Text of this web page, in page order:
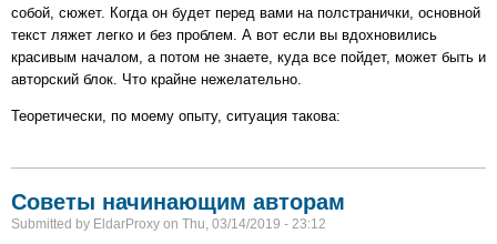
собой, сюжет. Когда он будет перед вами на полстранички, основной
текст ляжет легко и без проблем. А вот если вы вдохновились
красивым началом, а потом не знаете, куда все пойдет, может быть и
авторский блок. Что крайне нежелательно.
Теоретически, по моему опыту, ситуация такова:
Советы начинающим авторам
Submitted by EldarProxy on Thu, 03/14/2019 - 23:12